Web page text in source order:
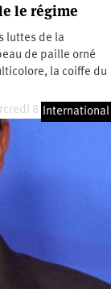
le régime
luttes de la
de paille orné
la coiffe du
8 octobre 2025
International